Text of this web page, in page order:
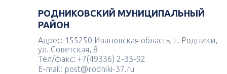
РОДНИКОВСКИЙ МУНИЦИПАЛЬНЫЙ
РАЙОН
Адрес: 155250 Ивановская область, г. Родники,
ул. Советская, 8
Тел/факс: +7(49336) 2-33-92
E-mail: post@rodniki-37.ru